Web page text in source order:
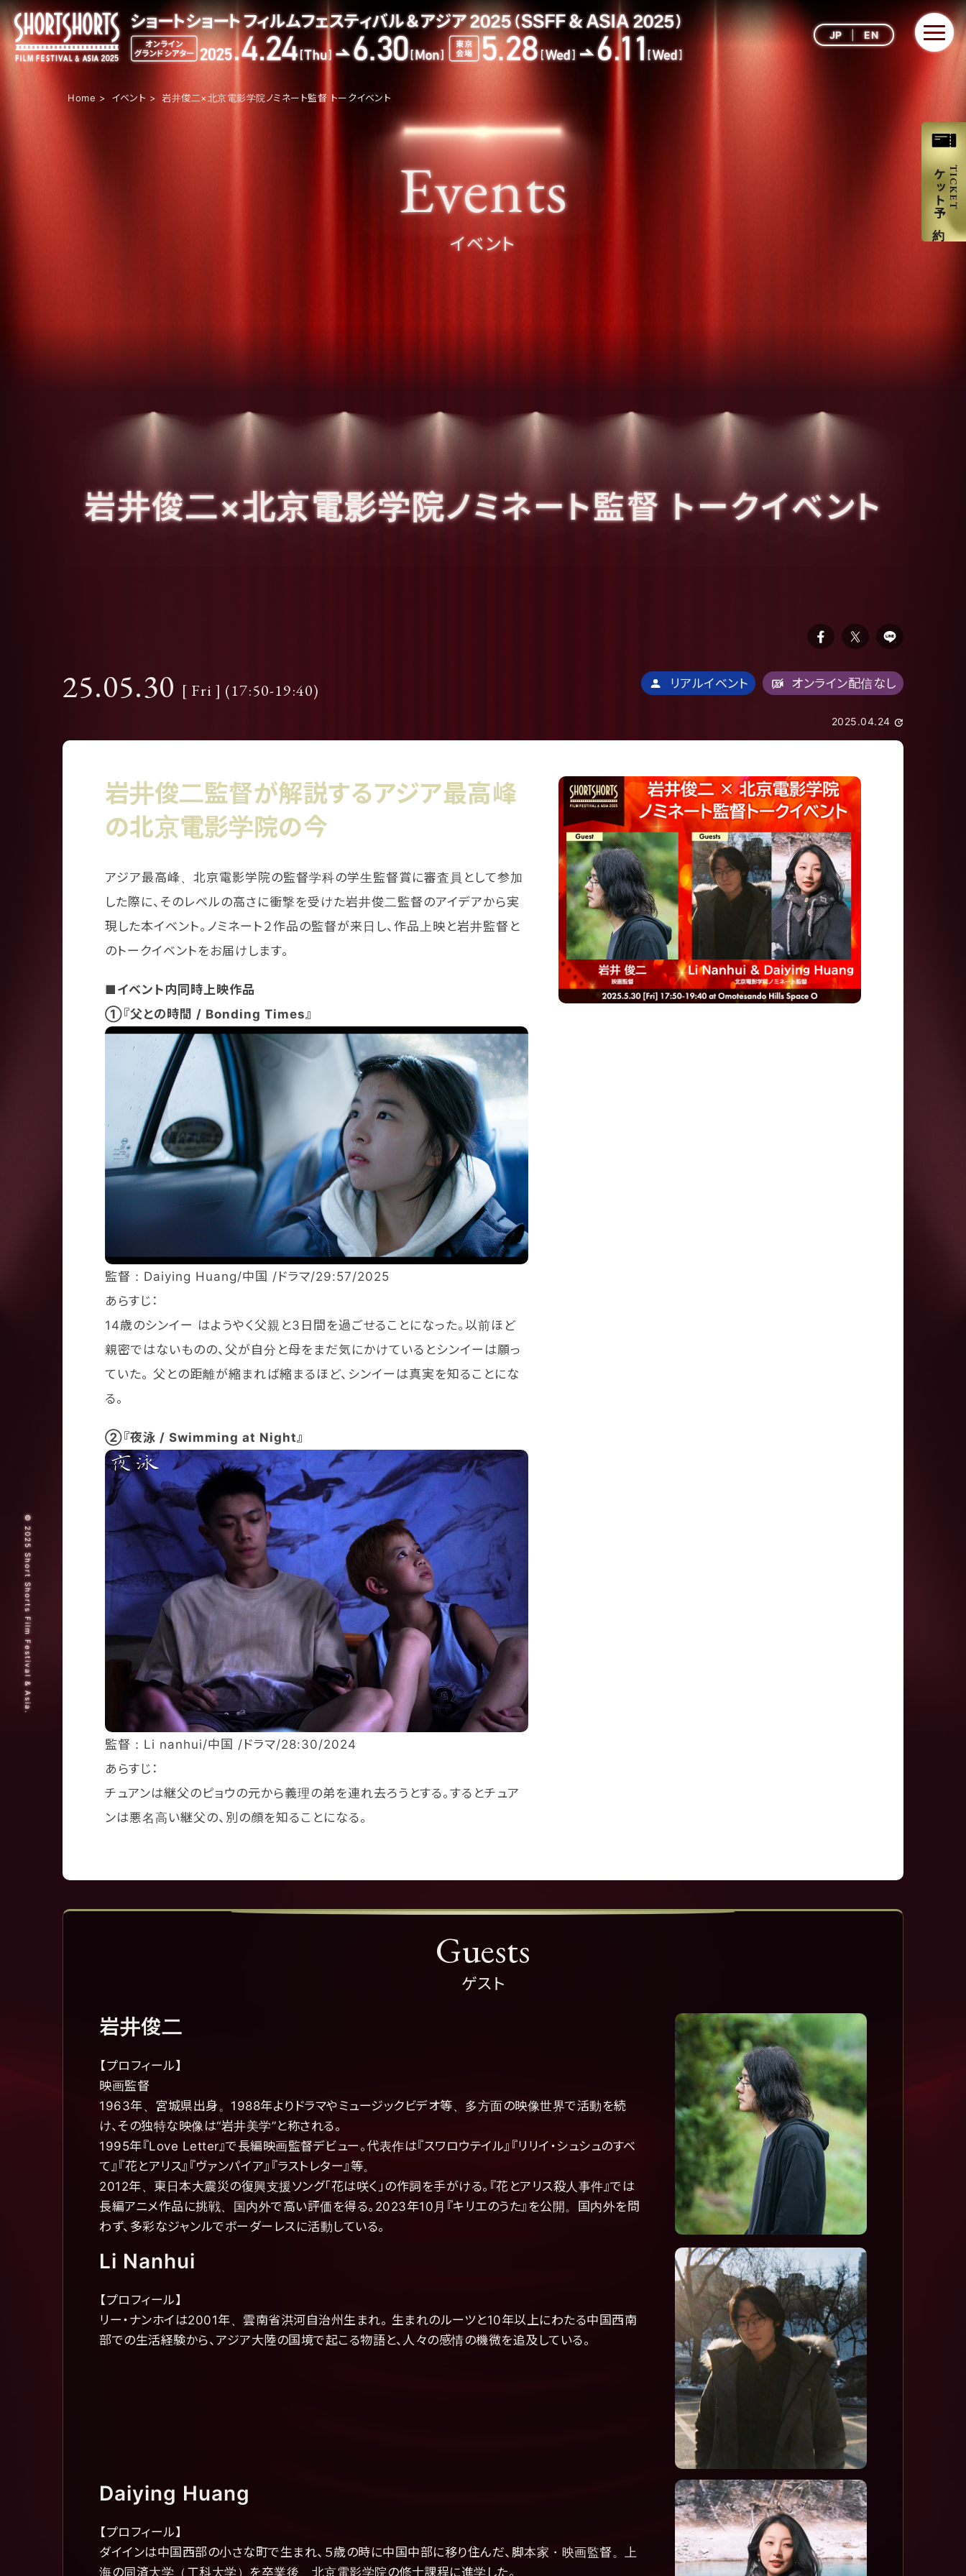
JP EN
Home イベント 岩井俊二×北京電影学院ノミネート監督 トークイベント
Events
イベント
TICKET
チケット予約
岩井俊二×北京電影学院ノミネート監督 トークイベント
25.05.30 [ Fri ] (17:50-19:40) リアルイベント オンライン配信なし
2025.04.24
岩井俊二監督が解説するアジア最高峰
の北京電影学院の今
アジア最高峰、北京電影学院の監督学科の学生監督賞に審査員として参加
した際に、そのレベルの高さに衝撃を受けた岩井俊二監督のアイデアから実
現した本イベント。ノミネート２作品の監督が来日し、作品上映と岩井監督と
のトークイベントをお届けします。
■イベント内同時上映作品
①『父との時間 / Bonding Times』
監督：Daiying Huang/中国 /ドラマ/29:57/2025
あらすじ：
14歳のシンイー はようやく父親と3日間を過ごせることになった。以前ほど
親密ではないものの、父が自分と母をまだ気にかけているとシンイーは願っ
ていた。 父との距離が縮まれば縮まるほど、シンイーは真実を知ることにな
る。
②『夜泳 / Swimming at Night』
監督：Li nanhui/中国 /ドラマ/28:30/2024
あらすじ：
チュアンは継父のピョウの元から義理の弟を連れ去ろうとする。するとチュア
ンは悪名高い継父の、別の顔を知ることになる。
Guests
ゲスト
岩井俊二
【プロフィール】
映画監督
1963年、宮城県出身。1988年よりドラマやミュージックビデオ等、多方面の映像世界で活動を続
け、その独特な映像は“岩井美学”と称される。
1995年『Love Letter』で長編映画監督デビュー。代表作は『スワロウテイル』『リリイ・シュシュのすべ
て』『花とアリス』『ヴァンパイア』『ラストレター』等。
2012年、東日本大震災の復興支援ソング「花は咲く」の作詞を手がける。『花とアリス殺人事件』では
長編アニメ作品に挑戦、国内外で高い評価を得る。2023年10月『キリエのうた』を公開。国内外を問
わず、多彩なジャンルでボーダーレスに活動している。
Li Nanhui
【プロフィール】
リー・ナンホイは2001年、雲南省洪河自治州生まれ。 生まれのルーツと10年以上にわたる中国西南
部での生活経験から、アジア大陸の国境で起こる物語と、人々の感情の機微を追及している。
Daiying Huang
【プロフィール】
ダイインは中国西部の小さな町で生まれ、５歳の時に中国中部に移り住んだ、脚本家・映画監督。上
海の同済大学（工科大学）を卒業後、北京電影学院の修士課程に進学した。
© 2025 Short Shorts Film Festival & Asia.